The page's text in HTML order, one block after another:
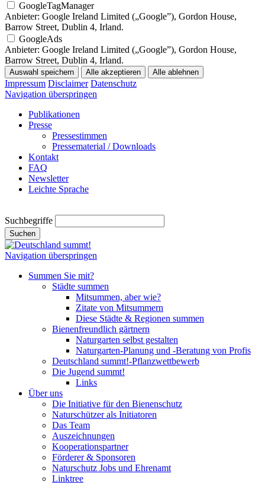
GoogleTagManager
Anbieter: Google Ireland Limited („Google”), Gordon House,
Barrow Street, Dublin 4, Irland.
GoogleAds
Anbieter: Google Ireland Limited („Google”), Gordon House,
Barrow Street, Dublin 4, Irland.
Auswahl speichern Alle akzeptieren Alle ablehnen
Impressum Disclaimer Datenschutz
Navigation überspringen
Publikationen
Presse
Pressestimmen
Pressematerial / Downloads
Kontakt
FAQ
Newsletter
Leichte Sprache
Suchbegriffe
Suchen
Navigation überspringen
Summen Sie mit?
Städte summen
Mitsummen, aber wie?
Zitate von Mitsummern
Diese Städte & Regionen summen
Bienenfreundlich gärtnern
Naturgarten selbst gestalten
Naturgarten-Planung und -Beratung von Profis
Deutschland summt!-Pflanzwettbewerb
Die Jugend summt!
Links
Über uns
Die Initiative für den Bienenschutz
Naturschützer als Initiatoren
Das Team
Auszeichnungen
Kooperationspartner
Förderer & Sponsoren
Naturschutz Jobs und Ehrenamt
Linktree